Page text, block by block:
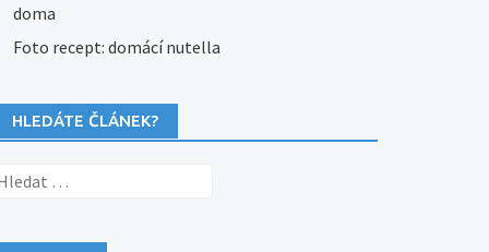
doma
Foto recept: domácí nutella
HLEDÁTE ČLÁNEK?